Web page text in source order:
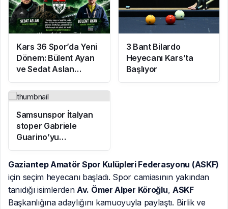
Kars 36 Spor’da Yeni
Dönem: Bülent Ayan
ve Sedat Aslan
Göreve Başladı
3 Bant Bilardo
Heyecanı Kars’ta
Başlıyor
Samsunspor İtalyan
stoper Gabriele
Guarino’yu
kadrosuna kattı
Gaziantep Amatör Spor Kulüpleri Federasyonu (ASKF)
için seçim heyecanı başladı. Spor camiasının yakından
tanıdığı isimlerden Av. Ömer Alper Köroğlu, ASKF
Başkanlığına adaylığını kamuoyuyla paylaştı. Birlik ve